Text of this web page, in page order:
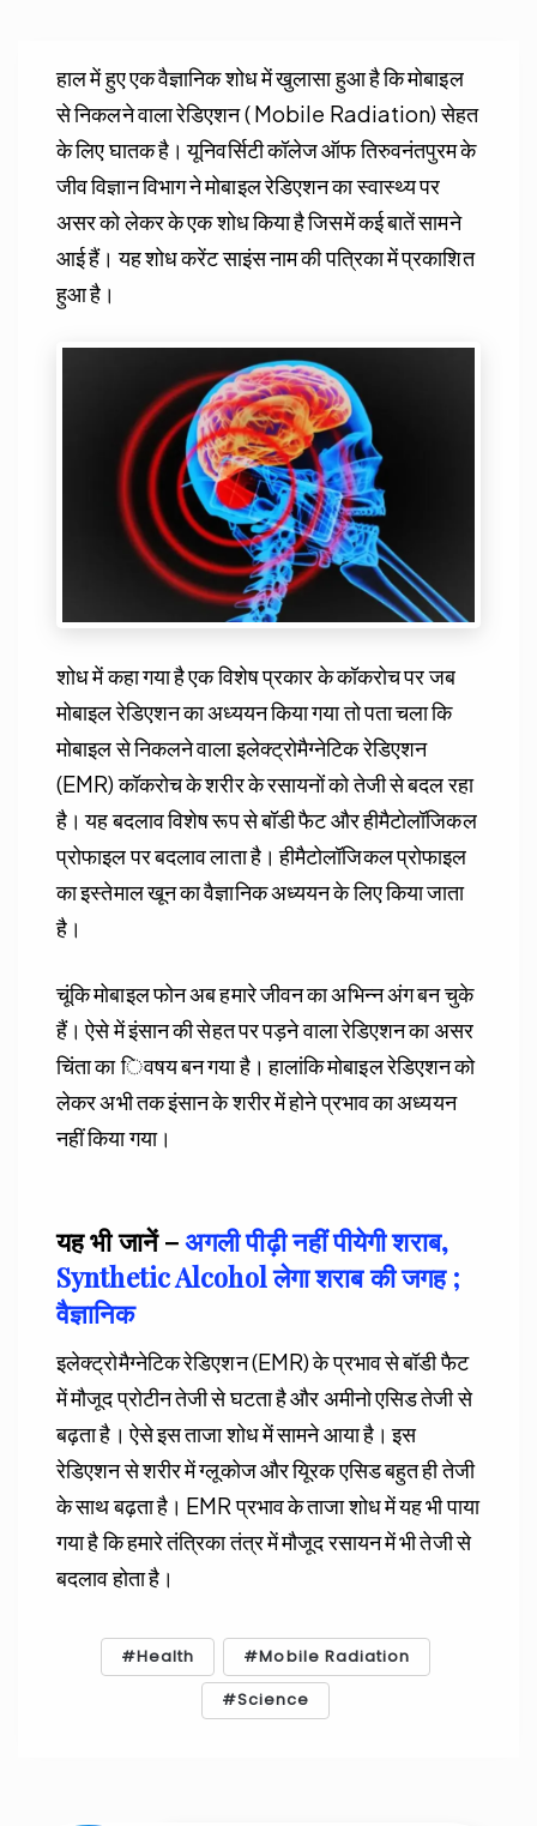
हाल में हुए एक वैज्ञानिक शोध में खुलासा हुआ है कि मोबाइल
से निकलने वाला रेडिएशन ( Mobile Radiation) सेहत
के लिए घातक है। यूनिवर्सिटी कॉलेज ऑफ तिरुवनंतपुरम के
जीव विज्ञान विभाग ने मोबाइल रेडिएशन का स्वास्थ्य पर
असर को लेकर के एक शोध किया है जिसमें कई बातें सामने
आई हैं। यह शोध करेंट साइंस नाम की पत्रिका में प्रकाशित
हुआ है।
शोध में कहा गया है एक विशेष प्रकार के कॉकरोच पर जब
मोबाइल रेडिएशन का अध्ययन किया गया तो पता चला कि
मोबाइल से निकलने वाला इलेक्ट्रोमैग्नेटिक रेडिएशन
(EMR) कॉकरोच के शरीर के रसायनों को तेजी से बदल रहा
है। यह बदलाव विशेष रूप से बॉडी फैट और हीमैटोलॉजिकल
प्रोफाइल पर बदलाव लाता है। हीमैटोलॉजिकल प्रोफाइल
का इस्तेमाल खून का वैज्ञानिक अध्ययन के लिए किया जाता
है।
चूंकि मोबाइल फोन अब हमारे जीवन का अभिन्न अंग बन चुके
हैं। ऐसे में इंसान की सेहत पर पड़ने वाला रेडिएशन का असर
चिंता का िवषय बन गया है। हालांकि मोबाइल रेडिएशन को
लेकर अभी तक इंसान के शरीर में होने प्रभाव का अध्ययन
नहीं किया गया।
यह भी जानें –अगली पीढ़ी नहीं पीयेगी शराब,
Synthetic Alcohol लेगा शराब की जगह ;
वैज्ञानिक
इलेक्ट्रोमैग्नेटिक रेडिएशन (EMR) के प्रभाव से बॉडी फैट
में मौजूद प्रोटीन तेजी से घटता है और अमीनो एसिड तेजी से
बढ़ता है। ऐसे इस ताजा शोध में सामने आया है। इस
रेडिएशन से शरीर में ग्लूकोज और यूिरक एसिड बहुत ही तेजी
के साथ बढ़ता है। EMR प्रभाव के ताजा शोध में यह भी पाया
गया है कि हमारे तंत्रिका तंत्र में मौजूद रसायन में भी तेजी से
बदलाव होता है।
Health Mobile Radiation
Science